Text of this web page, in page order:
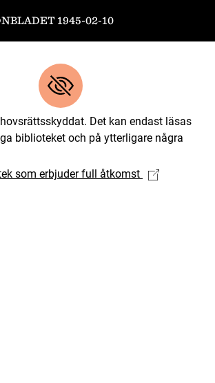
1945-02-10
Det kan endast läsas
biblioteket och på ytterligare några
som erbjuder full åtkomst